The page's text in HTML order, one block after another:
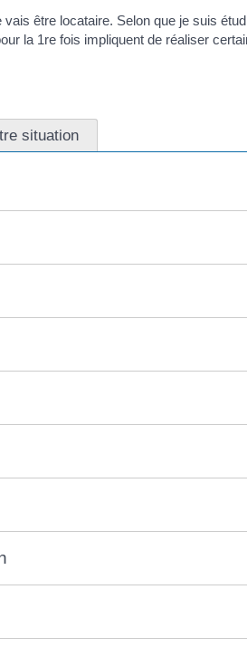
être locataire. Selon que je suis
la 1re fois impliquent de réaliser
situation